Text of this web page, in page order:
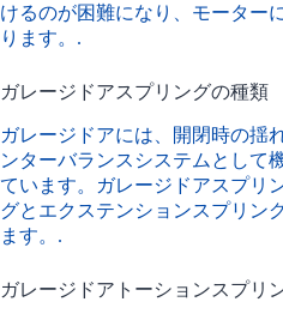
けるのが困難になり、モーター
ります。.
ガレージドアスプリングの種類
ガレージドアには、開閉時の揺
ンターバランスシステムとして
ています。ガレージドアスプリ
グとエクステンションスプリン
ます。.
ガレージドアトーションスプリ